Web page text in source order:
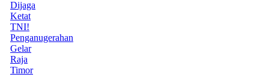
Dijaga
Ketat
TNI!
Penganugerahan
Gelar
Raja
Timor